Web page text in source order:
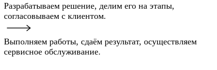
Разрабатываем решение, делим его на этапы,
согласовываем с клиентом.
Выполняем работы, сдаём результат, осуществляем
сервисное обслуживание.